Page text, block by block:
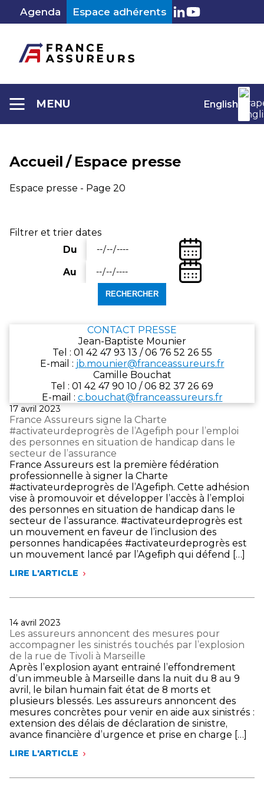
contenu
Agenda Espace adhérents LinkedIn
Youtube
MENU English
Accueil / Espace presse
Espace presse - Page 20
Publié
le
17 avril 2023
France Assureurs signe la Charte
#activateurdeprogrès de l’Agefiph pour l’emploi
des personnes en situation de handicap dans le
secteur de l’assurance
France Assureurs est la première fédération
professionnelle à signer la Charte
#activateurdeprogrès de l’Agefiph. Cette adhésion
vise à promouvoir et développer l’accès à l’emploi
des personnes en situation de handicap dans le
secteur de l’assurance. #activateurdeprogrès est
un mouvement en faveur de l’inclusion des
personnes handicapées #activateurdeprogrès est
un mouvement lancé par l’Agefiph qui défend […]
LIRE L'ARTICLE
FRANCE
SIGNE
CHARTE
#ACTIVATEURDEPROGRÈS
DE
L’AGEFIPH
POUR
L’EMPLOI
DES
PERSONNES
EN
SITUATION
DE
HANDICAP
DANS
LE
DE
Publié
le
14 avril 2023
Les assureurs annoncent des mesures pour
accompagner les sinistrés touchés par l’explosion
de la rue de Tivoli à Marseille
Après l’explosion ayant entrainé l’effondrement
d’un immeuble à Marseille dans la nuit du 8 au 9
avril, le bilan humain fait état de 8 morts et
plusieurs blessés. Les assureurs annoncent des
mesures concrètes pour venir en aide aux sinistrés :
extension des délais de déclaration de sinistre,
avance financière d’urgence et prise en charge […]
LIRE L'ARTICLE
LES
ANNONCENT
Filtrer et trier dates
Du
(Date
de
départ)
Entrez
date
jj/mm/aaaa.
Au
(Date
de
Entrez
format
jj/mm/aaaa.
CONTACT PRESSE
Jean-Baptiste Mounier
Tel : 01 42 47 93 13 / 06 76 52 26 55
E‑mail : jb.mounier@franceassureurs.fr
Camille Bouchat
Tel : 01 42 47 90 10 / 06 82 37 26 69
E‑mail : c.bouchat@franceassureurs.fr